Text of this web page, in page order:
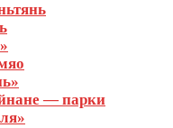
— парки